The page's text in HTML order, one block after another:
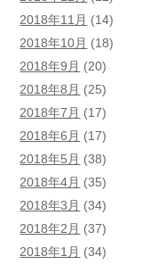
2018年11月 (14)
2018年10月 (18)
2018年9月 (20)
2018年8月 (25)
2018年7月 (17)
2018年6月 (17)
2018年5月 (38)
2018年4月 (35)
2018年3月 (34)
2018年2月 (37)
2018年1月 (34)